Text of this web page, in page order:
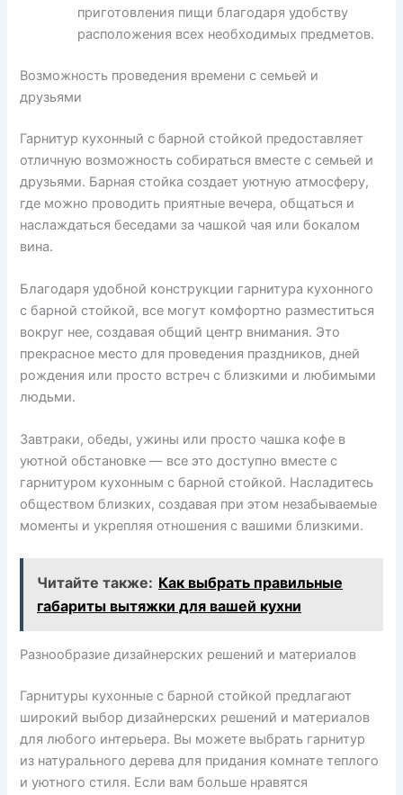
приготовления пищи благодаря удобству
расположения всех необходимых предметов.
Возможность проведения времени с семьей и
друзьями
Гарнитур кухонный с барной стойкой предоставляет
отличную возможность собираться вместе с семьей и
друзьями. Барная стойка создает уютную атмосферу,
где можно проводить приятные вечера, общаться и
наслаждаться беседами за чашкой чая или бокалом
вина.
Благодаря удобной конструкции гарнитура кухонного
с барной стойкой, все могут комфортно разместиться
вокруг нее, создавая общий центр внимания. Это
прекрасное место для проведения праздников, дней
рождения или просто встреч с близкими и любимыми
людьми.
Завтраки, обеды, ужины или просто чашка кофе в
уютной обстановке — все это доступно вместе с
гарнитуром кухонным с барной стойкой. Насладитесь
обществом близких, создавая при этом незабываемые
моменты и укрепляя отношения с вашими близкими.
Читайте также: Как выбрать правильные
габариты вытяжки для вашей кухни
Разнообразие дизайнерских решений и материалов
Гарнитуры кухонные с барной стойкой предлагают
широкий выбор дизайнерских решений и материалов
для любого интерьера. Вы можете выбрать гарнитур
из натурального дерева для придания комнате теплого
и уютного стиля. Если вам больше нравятся